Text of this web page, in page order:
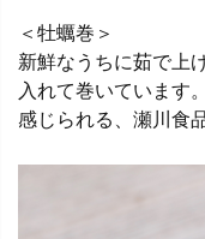
＜牡蠣巻＞
新鮮なうちに茹で上
入れて巻いています
感じられる、瀬川食